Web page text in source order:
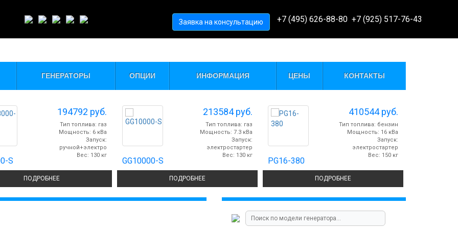
Заявка на консультацию +7 (495) 626-88-80 +7 (925) 517-76-43
ЭНЕРГОСНАБЖЕНИЯ HEAT&POWER
ГЕНЕРАТОРЫ ОПЦИИ ИНФОРМАЦИЯ ЦЕНЫ КОНТАКТЫ
S
194792 руб.
Тип топлива: газ
Мощность: 6 кВа
Запуск:
ручной+электро
Вес: 130 кг
ПОДРОБНЕЕ
GG10000-S
213584руб.
Тип топлива: газ
Мощность: 7.3 кВа
Запуск:
электростартер
Вес: 130 кг
ПОДРОБНЕЕ
PG16-380
410544руб.
Тип топлива: бензин
Мощность: 16 кВа
Запуск:
электростартер
Вес: 150 кг
ПОДРОБНЕЕ